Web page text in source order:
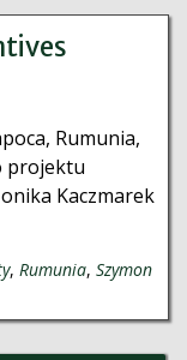
Rumunia,
projektu
Kaczmarek
, Rumunia, Szymon